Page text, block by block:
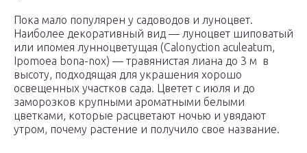
Пока мало популярен у садоводов и луноцвет.
Наиболее декоративный вид — луноцвет шиповатый
или ипомея лунноцветущая (Calonyction aculeatum,
Ipomoea bona-nох) — травянистая лиана до 3 м в
высоту, подходящая для украшения хорошо
освещенных участков сада. Цветет с июля и до
заморозков крупными ароматными белыми
цветками, которые расцветают ночью и увядают
утром, почему растение и получило свое название.